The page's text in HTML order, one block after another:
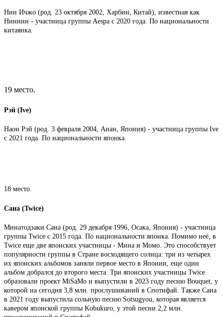
Нин Ичжо (род. 23 октября 2002, Харбин, Китай), известная как
Ниннин - участница группы Aespa с 2020 года. По национальности
китаянка.
19 место.
Рэй (Ive)
Наои Рэй (род. 3 февраля 2004, Анан, Япония) - участница группы Ive
с 2021 года. По национальности японка.
18 место.
Сана (Twice)
Минатодзаки Сана (род. 29 декабря 1996, Осака, Япония) - участница
группы Twice с 2015 года. По национальности японка. Помимо неё, в
Twice еще две японских участницы - Мина и Момо. Это способствует
популярности группы в Стране восходящего солнца: три из четырех
их японских альбомов заняли первое место в Японии, еще один
альбом добрался до второго места. Три японских участницы Twice
образовали проект MiSaMo и выпустили в 2023 году песню Bouquet, у
которой на сегодня 3,8 млн. прослушиваний в Спотифай. Также Сана
в 2021 году выпустила сольную песню Sotsugyou, которая является
кавером японской группы Kobukuro, у этой песни 2,2 млн.